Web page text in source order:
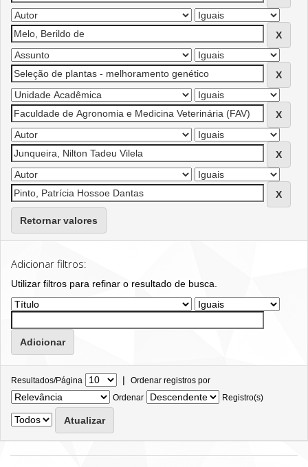
Retornar valores
Adicionar filtros:
Utilizar filtros para refinar o resultado de busca.
Resultados/Página | Ordenar registros por
Ordenar
Registro(s)